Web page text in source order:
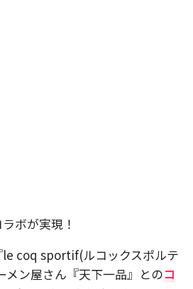
ボが実現！
le coq sportif(ルコックスポルテ
メン屋さん『天下一品』とのコ